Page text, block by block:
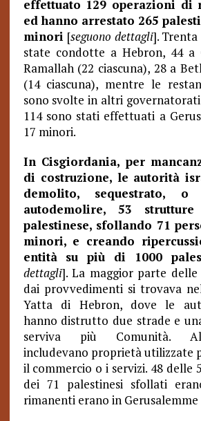
effettuato 129 operazioni di
ed hanno arrestato 265
minori [seguono dettagli].
state condotte a Hebron, 44 a
Ramallah (22 ciascuna), 28 a
(14 ciascuna), mentre le
sono svolte in altri
114 sono stati effettuati a
17 minori.
In Cisgiordania, per
di costruzione, le autorità
demolito, sequestrato,
autodemolire, 53
palestinese, sfollando 71
minori, e creando
entità su più di 1000
dettagli]. La maggior parte
dai provvedimenti si trovava
Yatta di Hebron, dove le
hanno distrutto due strade e
serviva più Comunità.
includevano proprietà utilizzate
il commercio o i servizi. 48 delle
dei 71 palestinesi sfollati
rimanenti erano in Gerusalemme